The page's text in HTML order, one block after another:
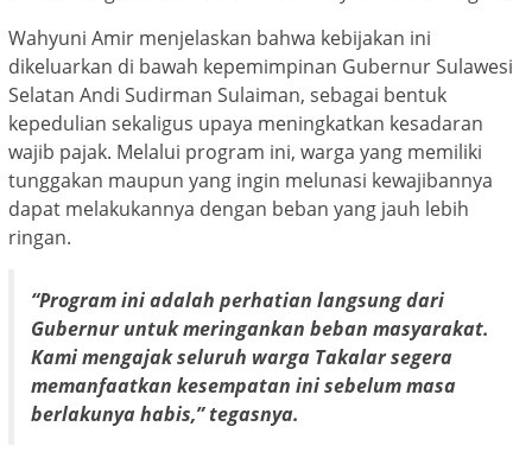
Wahyuni Amir menjelaskan bahwa kebijakan ini
dikeluarkan di bawah kepemimpinan Gubernur Sulawesi
Selatan Andi Sudirman Sulaiman, sebagai bentuk
kepedulian sekaligus upaya meningkatkan kesadaran
wajib pajak. Melalui program ini, warga yang memiliki
tunggakan maupun yang ingin melunasi kewajibannya
dapat melakukannya dengan beban yang jauh lebih
ringan.
“Program ini adalah perhatian langsung dari
Gubernur untuk meringankan beban masyarakat.
Kami mengajak seluruh warga Takalar segera
memanfaatkan kesempatan ini sebelum masa
berlakunya habis,” tegasnya.